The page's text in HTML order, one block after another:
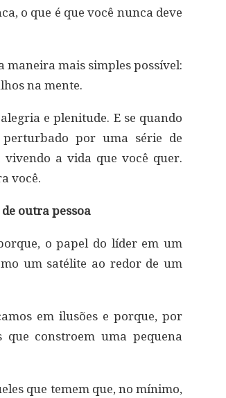
o que é que você nunca deve
maneira mais simples possível:
na mente.
e plenitude. E se quando
por uma série de
vivendo a vida que você quer.
você.
outra pessoa
o papel do líder em um
um satélite ao redor de um
em ilusões e porque, por
que constroem uma pequena
que temem que, no mínimo,